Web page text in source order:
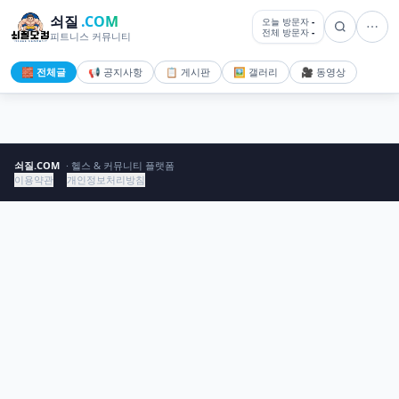
쇠질 .COM
피트니스 커뮤니티
오늘 방문자 -
전체 방문자 -
🧱 전체글 📢 공지사항 📋 게시판 🖼️ 갤러리 🎥 동영상
쇠질.COM · 헬스 & 커뮤니티 플랫폼
이용약관
개인정보처리방침